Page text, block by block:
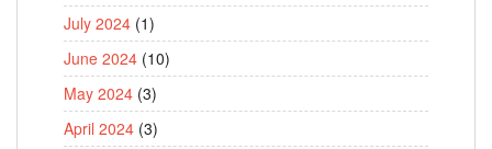
July 2024 (1)
June 2024 (10)
May 2024 (3)
April 2024 (3)